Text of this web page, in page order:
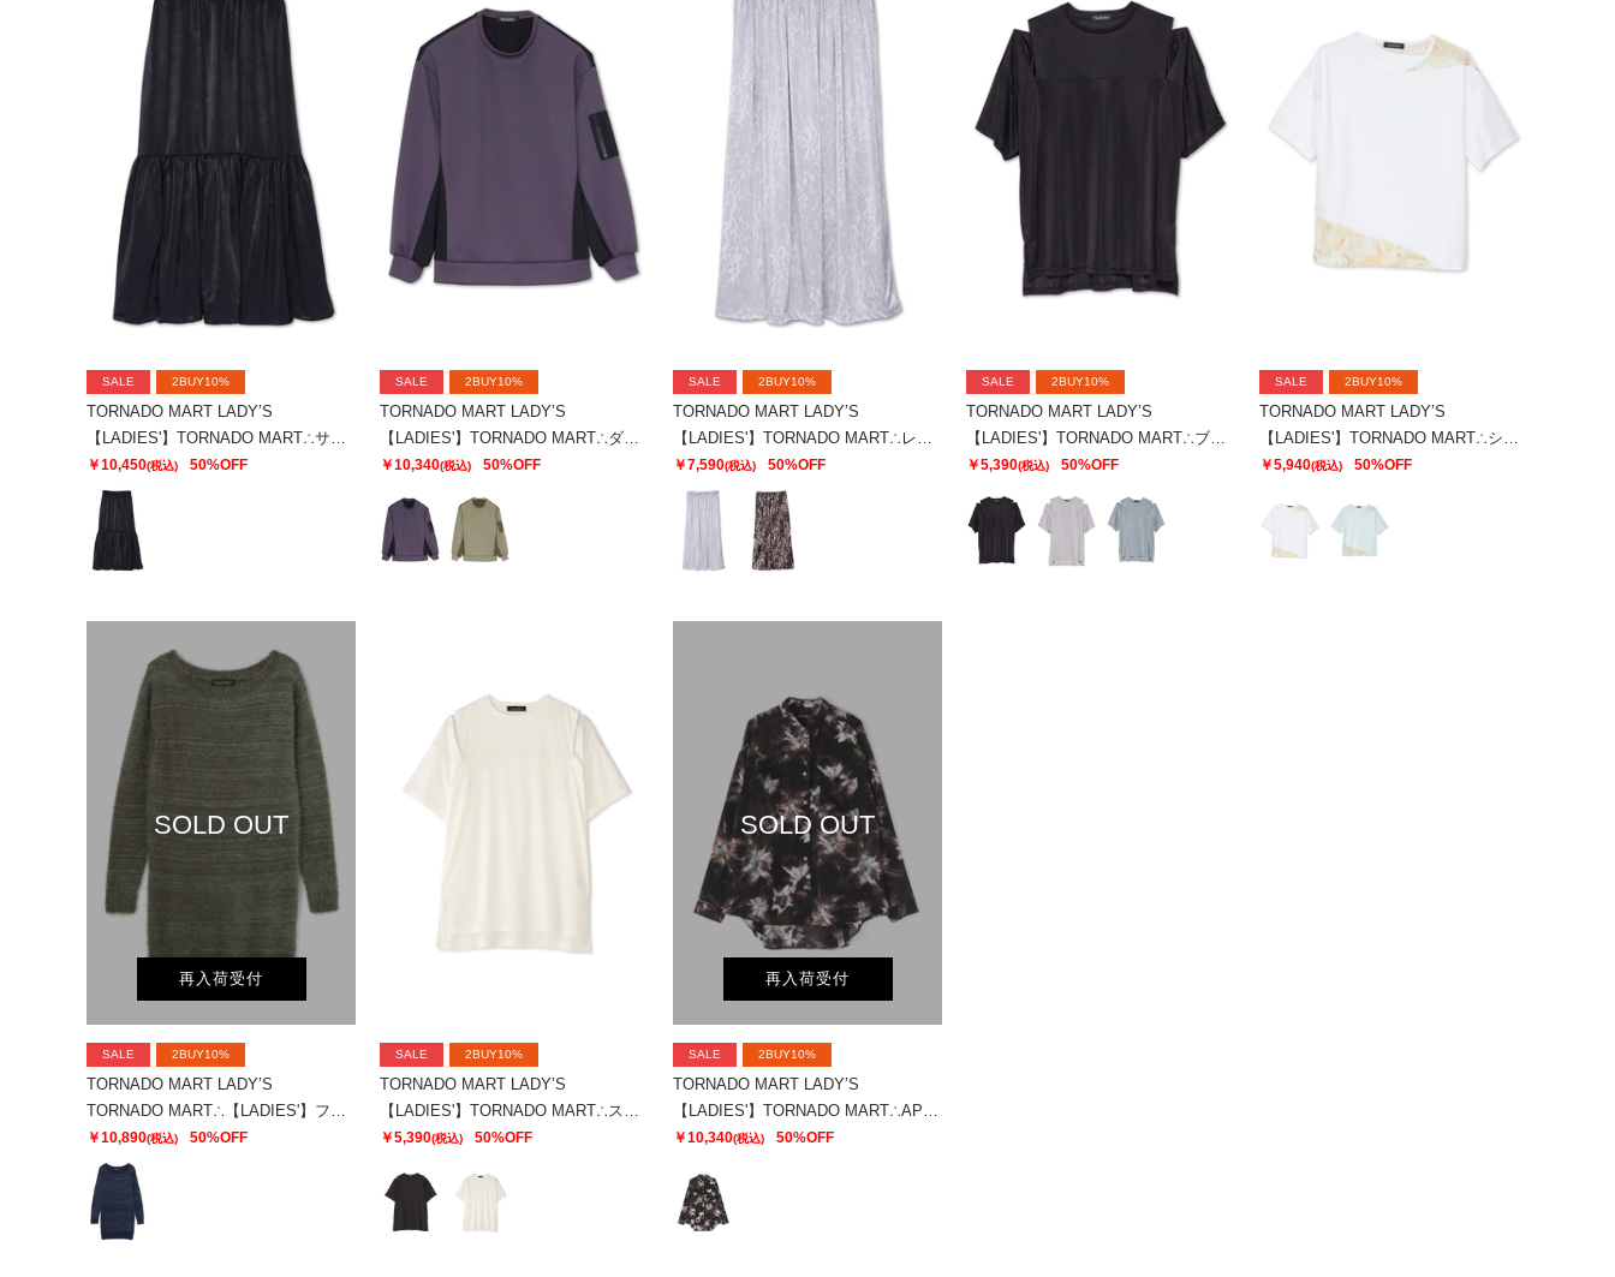
SALE 2BUY10%
TORNADO MART LADY’S
【LADIES'】TORNADO MART∴サテンティアードスカート
￥10,450(税込) 50%OFF
SALE 2BUY10%
TORNADO MART LADY’S
【LADIES'】TORNADO MART∴ダブルサテン切替プルオーバー
￥10,340(税込) 50%OFF
SALE 2BUY10%
TORNADO MART LADY’S
【LADIES'】TORNADO MART∴レオパードプリントイージースカート
￥7,590(税込) 50%OFF
SALE 2BUY10%
TORNADO MART LADY’S
【LADIES'】TORNADO MART∴ブライトスムーススリットオーバーTシャツ
￥5,390(税込) 50%OFF
SALE 2BUY10%
TORNADO MART LADY’S
【LADIES'】TORNADO MART∴シアーマーブル切り替えオーバーTシャツ
￥5,940(税込) 50%OFF
SOLD OUT
再入荷受付
SALE 2BUY10%
TORNADO MART LADY’S
￥10,890(税込) 50%OFF
SALE 2BUY10%
TORNADO MART LADY’S
￥5,390(税込) 50%OFF
SOLD OUT
再入荷受付
SALE 2BUY10%
TORNADO MART LADY’S
￥10,340(税込) 50%OFF